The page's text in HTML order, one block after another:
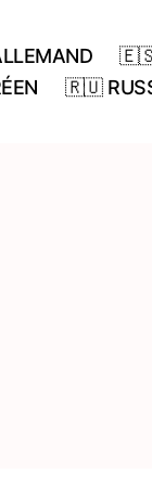
🇪🇸
🇷🇺